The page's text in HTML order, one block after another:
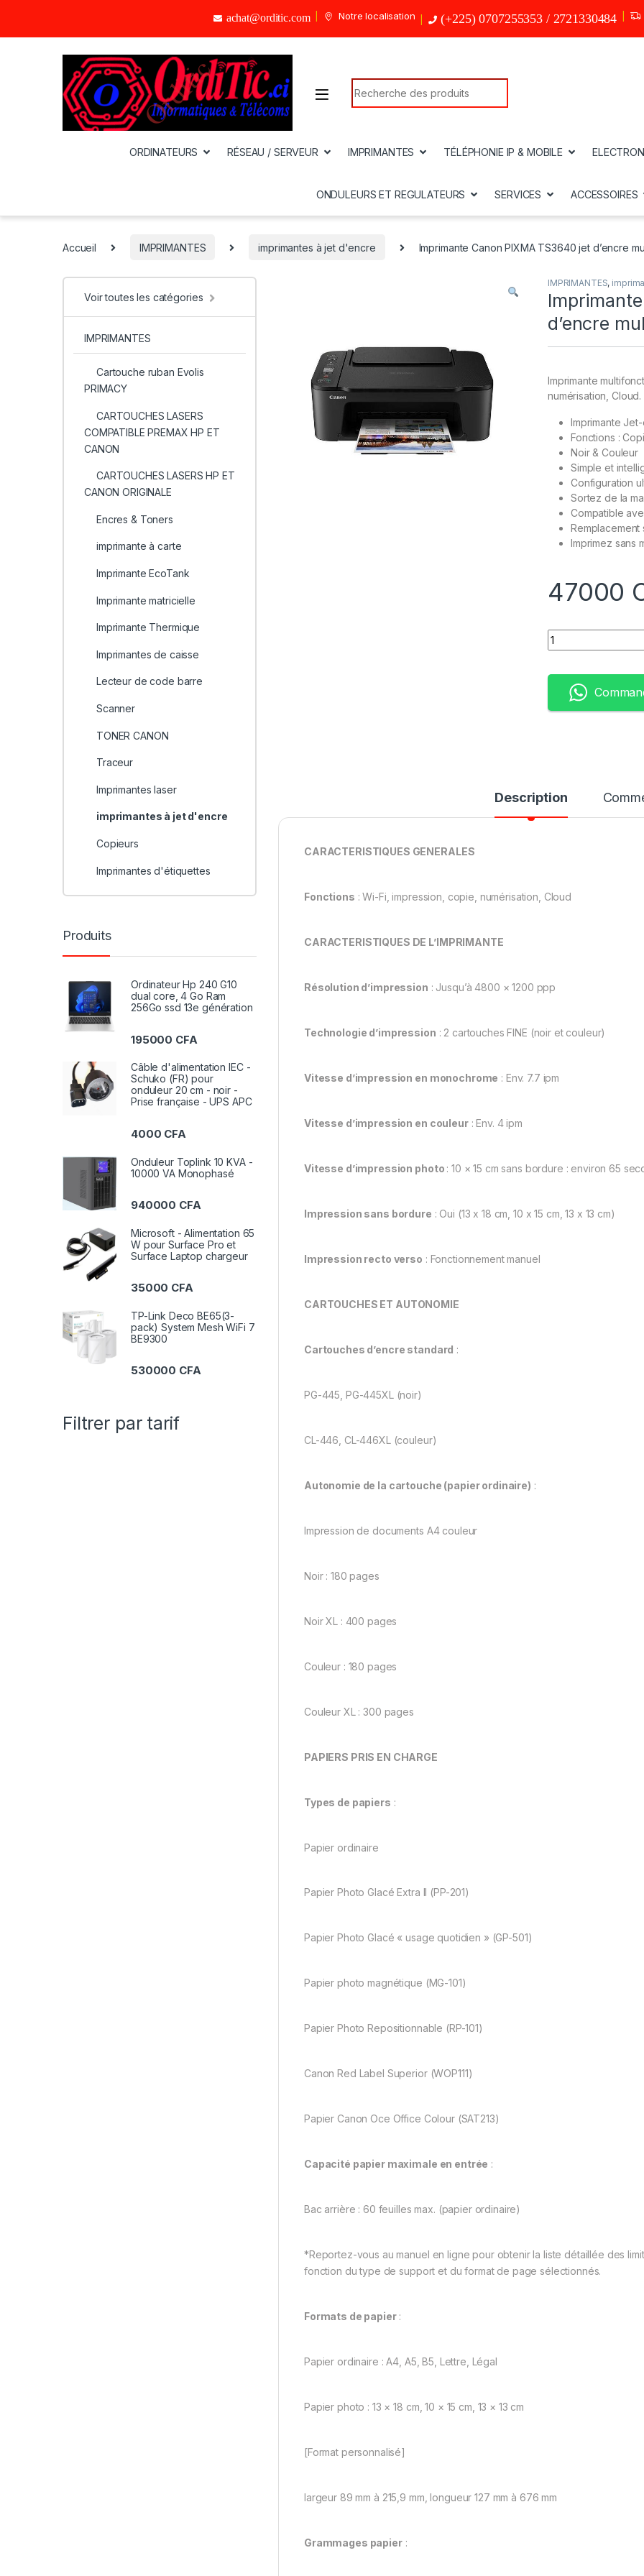
achat@orditic.com Notre localisation (+225) 0707255353 / 2721330484
Search for:
ORDINATEURS RÉSEAU / SERVEUR IMPRIMANTES TÉLÉPHONIE IP & MOBILE
ONDULEURS ET REGULATEURS SERVICES ACCESSOIRES
Accueil IMPRIMANTES imprimantes à jet d'encre Imprimante Canon PIXMA TS3640 jet d’encre
IMPRIMANTES,
d’encre
Imprimante
numérisation, Cloud.
Imprimante
Fonctions :
Noir & Couleur
Simple et
Configuration
Sortez de la
Compatible
Remplacement
Imprimez sans
47000
Quantity
Description
CARACTERISTIQUES GENERALES
Fonctions : Wi-Fi, impression, copie, numérisation, Cloud
CARACTERISTIQUES DE L’IMPRIMANTE
Résolution d’impression : Jusqu’à 4800 × 1200 ppp
Technologie d’impression : 2 cartouches FINE (noir et couleur)
Vitesse d’impression en monochrome : Env. 7.7 ipm
Vitesse d’impression en couleur: Env. 4 ipm
Vitesse d’impression photo : 10 × 15 cm sans bordure : environ 65
Impression sans bordure : Oui (13 x 18 cm, 10 x 15 cm, 13 x 13 cm)
Impression recto verso : Fonctionnement manuel
CARTOUCHES ET AUTONOMIE
Cartouches d’encre standard :
PG-445, PG-445XL (noir)
CL-446, CL-446XL (couleur)
Autonomie de la cartouche (papier ordinaire) :
Impression de documents A4 couleur
Noir : 180 pages
Noir XL : 400 pages
Couleur : 180 pages
Couleur XL : 300 pages
PAPIERS PRIS EN CHARGE
Types de papiers :
Papier ordinaire
Papier Photo Glacé Extra II (PP-201)
Papier Photo Glacé « usage quotidien » (GP-501)
Papier photo magnétique (MG-101)
Papier Photo Repositionnable (RP-101)
Canon Red Label Superior (WOP111)
Papier Canon Oce Office Colour (SAT213)
Capacité papier maximale en entrée :
Bac arrière : 60 feuilles max. (papier ordinaire)
*Reportez-vous au manuel en ligne pour obtenir la liste détaillée des
fonction du type de support et du format de page sélectionnés.
Formats de papier:
Papier ordinaire : A4, A5, B5, Lettre, Légal
Papier photo : 13 × 18 cm, 10 × 15 cm, 13 × 13 cm
[Format personnalisé]
largeur 89 mm à 215,9 mm, longueur 127 mm à 676 mm
Grammages papier:
Voir toutes les catégories
IMPRIMANTES
Cartouche ruban Evolis
PRIMACY
CARTOUCHES LASERS
COMPATIBLE PREMAX HP ET
CANON
CARTOUCHES LASERS HP ET
CANON ORIGINALE
Encres & Toners
imprimante à carte
Imprimante EcoTank
Imprimante matricielle
Imprimante Thermique
Imprimantes de caisse
Lecteur de code barre
Scanner
TONER CANON
Traceur
Imprimantes laser
imprimantes à jet d'encre
Copieurs
Imprimantes d'étiquettes
Produits
Ordinateur Hp 240 G10
dual core, 4 Go Ram
256Go ssd 13e génération
195000 CFA
Câble d'alimentation IEC -
Schuko (FR) pour
onduleur 20 cm - noir -
Prise française - UPS APC
4000 CFA
Onduleur Toplink 10 KVA -
10000 VA Monophasé
940000 CFA
Microsoft - Alimentation 65
W pour Surface Pro et
Surface Laptop chargeur
35000 CFA
TP-Link Deco BE65(3-
pack) System Mesh WiFi 7
BE9300
530000 CFA
Filtrer par tarif